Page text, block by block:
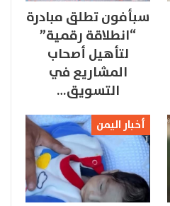
سبأفون تطلق مبادرة
“انطلاقة رقمية”
لتأهيل أصحاب
المشاريع في
التسويق…
أخبار اليمن